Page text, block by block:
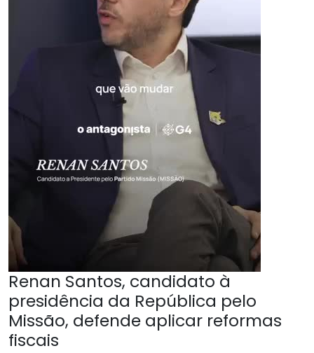
Renan Santos, candidato à
presidência da República pelo
Missão, defende aplicar reformas
fiscais